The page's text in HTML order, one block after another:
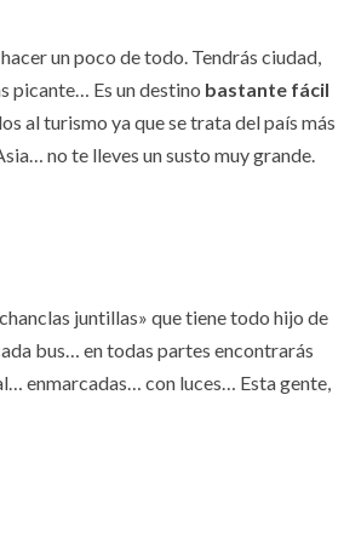
un poco de todo. Tendrás ciudad,
picante… Es un destino bastante fácil
al turismo ya que se trata del país más
no te lleves un susto muy grande.
juntillas» que tiene todo hijo de
bus… en todas partes encontrarás
enmarcadas… con luces… Esta gente,